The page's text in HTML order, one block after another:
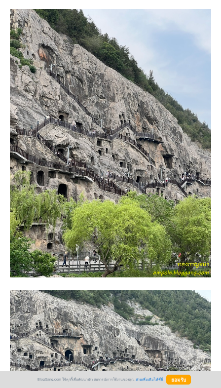
BlogGang.com ใช้คุกกี้เพื่อพัฒนาประสบการณ์การใช้งานของคุณ อ่านเพิ่มเติมได้ที่นี่